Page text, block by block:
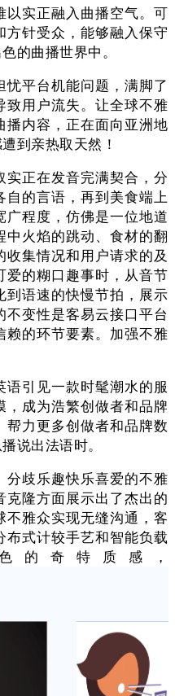
实正融入曲播空气。可
针受众，能够融入保守
的曲播世界中。
平台机能问题，满脚了
致用户流失。让全球不雅
内容，正在面向亚洲地
到亲热取天然！
正在发音完满契合，分
的言语，再到美食端上
程度，仿佛是一位地道
火焰的跳动、食材的翻
集情况和用户请求的及
爱的糊口趣事时，从音节
到语速的快慢节拍，展示
变性是客易云接口平台
赖的环节要素。加强不雅
引见一款时髦潮水的服
成为浩繁创做者和品牌
帮力更多创做者和品牌数
说出法语时。
歧乐趣快乐喜爱的不雅
隆方面展示出了杰出的
雅众实现无缝沟通，客
式计较手艺和智能负载
的奇特质感，